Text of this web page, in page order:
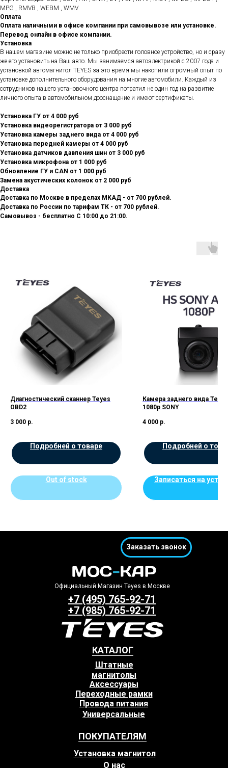
MPG , RMVB , WEBM , WMV
Оплата
Оплата наличными в офисе компании при самовывозе или установке.
Перевод онлайн в офисе компании.
Установка
В нашем магазине можно не только приобрести головное устройство, но и сразу
же его установить на Ваш авто. Мы занимаемся автоэлектрикой с 2007 года и
установкой автомагнитол TEYES за это время мы накопили огромный опыт по
установке дополнительного оборудования на многие автомобили. Каждый из
сотрудников нашего установочного центра потратил не один год на развитие
личного опыта в автомобильном дооснащение и имеют сертификаты.
Установка ГУ от 4 000 руб
Установка видеорегистратора от 3 000 руб
Установка камеры заднего вида от 4 000 руб
Установка передней камеры от 4 000 руб
Установка датчиков давления шин от 3 000 руб
Установка микрофона от 1 000 руб
Обновление ГУ и CAN от 1 000 руб
Замена акустических колонок от 2 000 руб
Доставка
Доставка по Москве в пределах МКАД - от 700 рублей.
Доставка по России по тарифам ТК - от 700 рублей.
Самовывоз - бесплатно С 10:00 до 21:00.
Диагностический сканнер Teyes
OBD2
3 000 р.
Подробней о товаре
Out of stock
Камера заднего вида
1080p SONY
4 000 р.
Подробней о
Записаться на
ПОКУПАТЕЛЯМ
КАТАЛОГ
+7 (495) 765-92-71
+7 (985) 765-92-71
Аксессуары
Провода питания
Штатные
магнитолы
Переходные рамки
Заказать звонок
Официальный Магазин Teyes в Москве
Универсальные
Установка магнитол
О нас